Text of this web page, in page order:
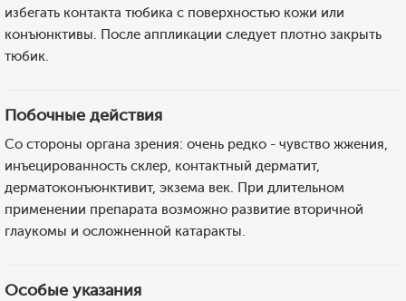
избегать контакта тюбика с поверхностью кожи или
конъюнктивы. После аппликации следует плотно закрыть
тюбик.
Побочные действия
Со стороны органа зрения: очень редко - чувство жжения,
инъецированность склер, контактный дерматит,
дерматоконъюнктивит, экзема век. При длительном
применении препарата возможно развитие вторичной
глаукомы и осложненной катаракты.
Особые указания